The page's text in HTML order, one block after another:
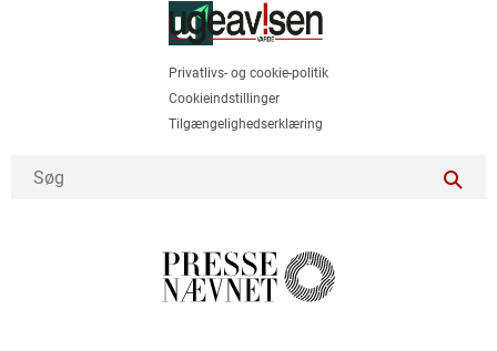
Privatlivs- og cookie-politik
Cookieindstillinger
Tilgængelighedserklæring